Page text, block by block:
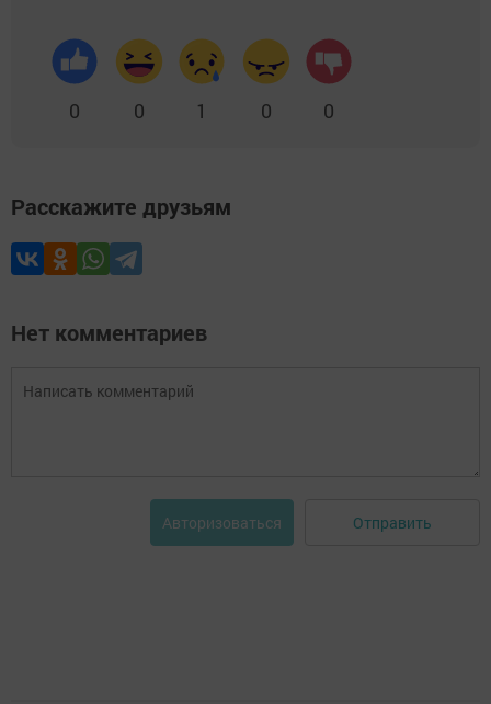
0 0 1 0 0
Расскажите друзьям
Нет комментариев
Авторизоваться Отправить